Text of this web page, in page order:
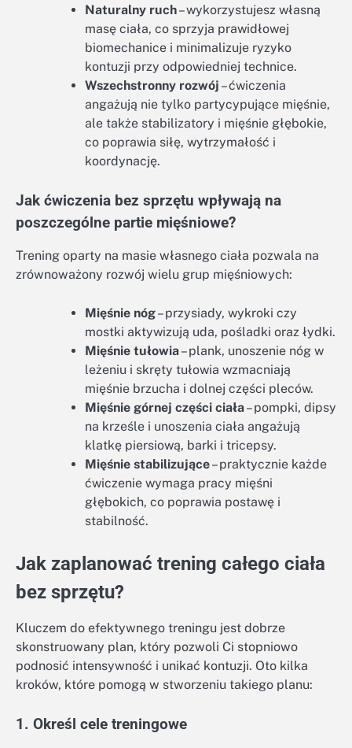
Naturalny ruch– wykorzystujesz własną
masę ciała, co sprzyja prawidłowej
biomechanice i minimalizuje ryzyko
kontuzji przy odpowiedniej technice.
Wszechstronny rozwój – ćwiczenia
angażują nie tylko partycypujące mięśnie,
ale także stabilizatory i mięśnie głębokie,
co poprawia siłę, wytrzymałość i
koordynację.
Jak ćwiczenia bez sprzętu wpływają na
poszczególne partie mięśniowe?
Trening oparty na masie własnego ciała pozwala na
zrównoważony rozwój wielu grup mięśniowych:
Mięśnie nóg– przysiady, wykroki czy
mostki aktywizują uda, pośladki oraz łydki.
Mięśnie tułowia– plank, unoszenie nóg w
leżeniu i skręty tułowia wzmacniają
mięśnie brzucha i dolnej części pleców.
Mięśnie górnej części ciała– pompki, dipsy
na krześle i unoszenia ciała angażują
klatkę piersiową, barki i tricepsy.
Mięśnie stabilizujące– praktycznie każde
ćwiczenie wymaga pracy mięśni
głębokich, co poprawia postawę i
stabilność.
Jak zaplanować trening całego ciała
bez sprzętu?
Kluczem do efektywnego treningu jest dobrze
skonstruowany plan, który pozwoli Ci stopniowo
podnosić intensywność i unikać kontuzji. Oto kilka
kroków, które pomogą w stworzeniu takiego planu:
1. Określ cele treningowe